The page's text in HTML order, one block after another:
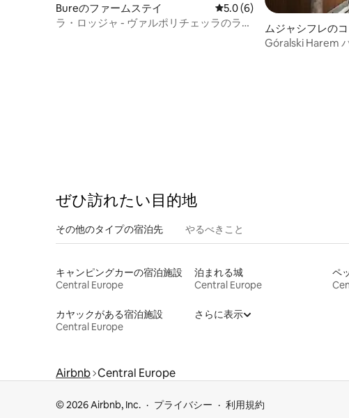
Bureのファームステイ レビュー6件、5つ星中5.0つ
5.0 (6)
ラ・ロッジャ - ヴァルポリチェッラのラグ
ムジャシフレの
Góralski Harem
ぜひ訪⁠れ⁠た⁠い目⁠的⁠地
その他のタ⁠イ⁠プ⁠の宿⁠泊⁠先 やるべきこと
キャンピングカーの宿泊施設
Central Europe
泊まれる城
Central Europe
ペ
カヤックがある宿泊施設
Central Europe
さらに表示
Airbnb Central Europe
© 2026 Airbnb, Inc. プライバシー 利用規約